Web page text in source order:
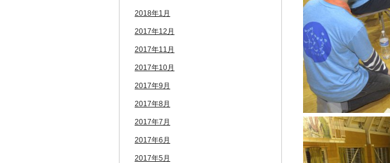
2018年1月
2017年12月
2017年11月
2017年10月
2017年9月
2017年8月
2017年7月
2017年6月
2017年5月